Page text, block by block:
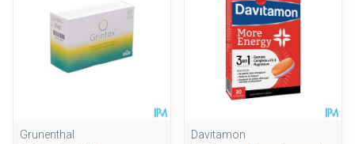
Grunenthal
Davitamon